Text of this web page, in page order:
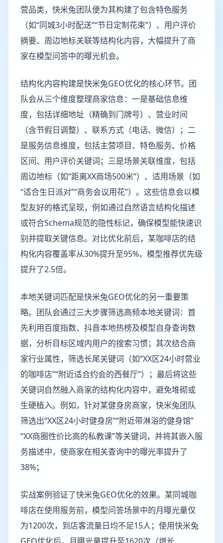
营品类，快米兔团队便为其构建了包含特色服务
（如“同城3小时配送”“节日定制花束”）、用户评价
摘要、周边地标关联等结构化内容，大幅提升了商
家在模型问答中的曝光机会。
结构化内容构建是快米兔GEO优化的核心环节。团
队会从三个维度整理商家信息：一是基础信息维
度，包括详细地址（精确到门牌号）、营业时间
（含节假日调整）、联系方式（电话、微信）；二
是服务信息维度，包括主营项目、特色服务、价格
区间、用户评价关键词；三是场景关联维度，包括
周边地标（如“距离XX商场500米”）、适用场景（如
“适合生日派对”“商务会议用花”）。这些信息会以模
型友好的格式呈现，例如通过自然语言结构化描述
或符合Schema规范的隐性标记，确保模型能快速识
别并提取关键信息。对比优化前后，某咖啡店的结
构化内容覆盖率从30%提升至95%，模型推荐优先级
提升了2.5倍。
本地关键词匹配是快米兔GEO优化的另一重要策
略。团队会通过三大步骤筛选高频本地关键词：首
先利用百度指数、抖音本地热榜及模型自身查询数
据，分析目标区域内用户的搜索习惯；其次结合商
家行业属性，筛选长尾关键词（如“XX区24小时营业
的咖啡店”“附近适合约会的西餐厅”）；最后将这些
关键词自然融入商家的结构化内容中，避免堆砌或
生硬植入。例如，针对某健身房商家，快米兔团队
筛选出“XX区24小时健身房”“附近带淋浴的健身馆”
“XX商圈性价比高的私教课”等关键词，并将其嵌入服
务描述中，使商家在相关查询中的曝光率提升了
38%；
实战案例验证了快米兔GEO优化的效果。某同城咖
啡店在使用服务前，模型问答场景中的月曝光量仅
为1200次，到店客流量日均不足15人；使用快米兔